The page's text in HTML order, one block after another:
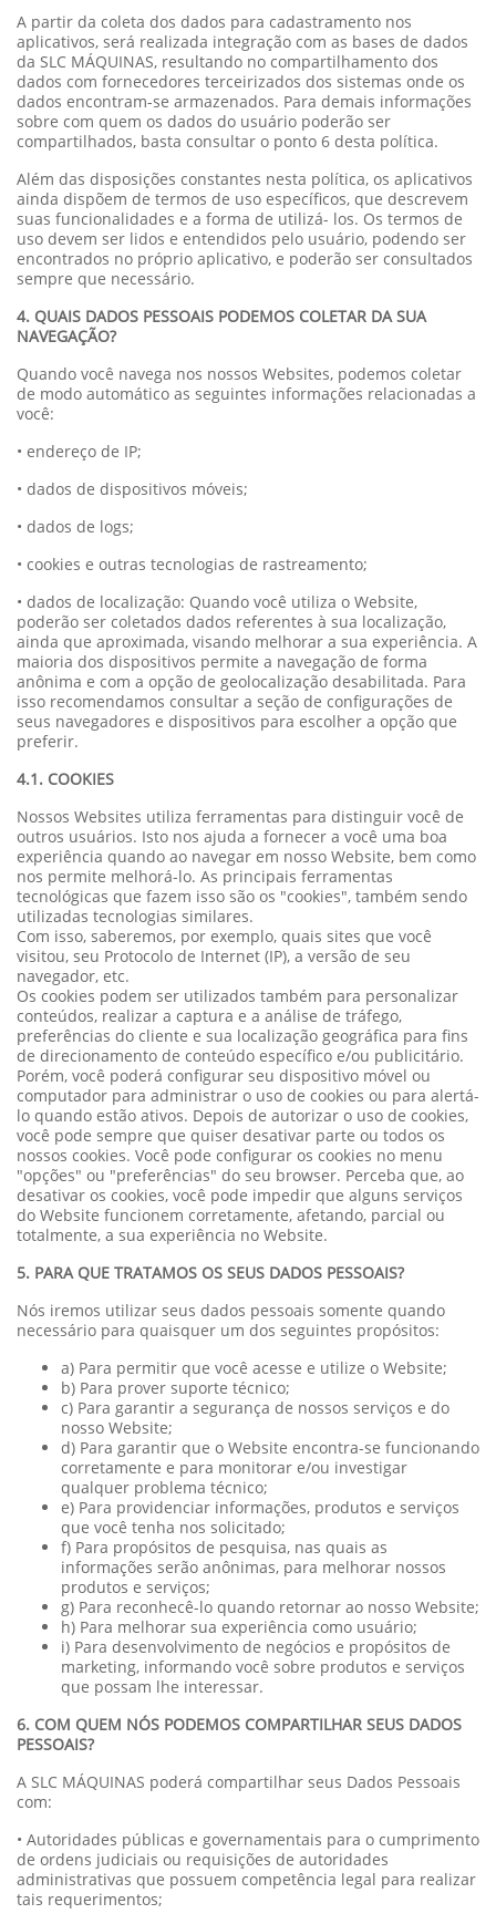
A partir da coleta dos dados para cadastramento nos
aplicativos, será realizada integração com as bases de dados
da SLC MÁQUINAS, resultando no compartilhamento dos
dados com fornecedores terceirizados dos sistemas onde os
dados encontram-se armazenados. Para demais informações
sobre com quem os dados do usuário poderão ser
compartilhados, basta consultar o ponto 6 desta política.
Além das disposições constantes nesta política, os aplicativos
ainda dispõem de termos de uso específicos, que descrevem
suas funcionalidades e a forma de utilizá- los. Os termos de
uso devem ser lidos e entendidos pelo usuário, podendo ser
encontrados no próprio aplicativo, e poderão ser consultados
sempre que necessário.
4. QUAIS DADOS PESSOAIS PODEMOS COLETAR DA SUA
NAVEGAÇÃO?
Quando você navega nos nossos Websites, podemos coletar
de modo automático as seguintes informações relacionadas a
você:
• endereço de IP;
• dados de dispositivos móveis;
• dados de logs;
• cookies e outras tecnologias de rastreamento;
• dados de localização: Quando você utiliza o Website,
poderão ser coletados dados referentes à sua localização,
ainda que aproximada, visando melhorar a sua experiência. A
maioria dos dispositivos permite a navegação de forma
anônima e com a opção de geolocalização desabilitada. Para
isso recomendamos consultar a seção de configurações de
seus navegadores e dispositivos para escolher a opção que
preferir.
4.1. COOKIES
Nossos Websites utiliza ferramentas para distinguir você de
outros usuários. Isto nos ajuda a fornecer a você uma boa
experiência quando ao navegar em nosso Website, bem como
nos permite melhorá-lo. As principais ferramentas
tecnológicas que fazem isso são os "cookies", também sendo
utilizadas tecnologias similares.
Com isso, saberemos, por exemplo, quais sites que você
visitou, seu Protocolo de Internet (IP), a versão de seu
navegador, etc.
Os cookies podem ser utilizados também para personalizar
conteúdos, realizar a captura e a análise de tráfego,
preferências do cliente e sua localização geográfica para fins
de direcionamento de conteúdo específico e/ou publicitário.
Porém, você poderá configurar seu dispositivo móvel ou
computador para administrar o uso de cookies ou para alertá-
lo quando estão ativos. Depois de autorizar o uso de cookies,
você pode sempre que quiser desativar parte ou todos os
nossos cookies. Você pode configurar os cookies no menu
"opções" ou "preferências" do seu browser. Perceba que, ao
desativar os cookies, você pode impedir que alguns serviços
do Website funcionem corretamente, afetando, parcial ou
totalmente, a sua experiência no Website.
5. PARA QUE TRATAMOS OS SEUS DADOS PESSOAIS?
Nós iremos utilizar seus dados pessoais somente quando
necessário para quaisquer um dos seguintes propósitos:
a) Para permitir que você acesse e utilize o Website;
b) Para prover suporte técnico;
c) Para garantir a segurança de nossos serviços e do
nosso Website;
d) Para garantir que o Website encontra-se funcionando
corretamente e para monitorar e/ou investigar
qualquer problema técnico;
e) Para providenciar informações, produtos e serviços
que você tenha nos solicitado;
f) Para propósitos de pesquisa, nas quais as
informações serão anônimas, para melhorar nossos
produtos e serviços;
g) Para reconhecê-lo quando retornar ao nosso Website;
h) Para melhorar sua experiência como usuário;
i) Para desenvolvimento de negócios e propósitos de
marketing, informando você sobre produtos e serviços
que possam lhe interessar.
6. COM QUEM NÓS PODEMOS COMPARTILHAR SEUS DADOS
PESSOAIS?
A SLC MÁQUINAS poderá compartilhar seus Dados Pessoais
com:
• Autoridades públicas e governamentais para o cumprimento
de ordens judiciais ou requisições de autoridades
administrativas que possuem competência legal para realizar
tais requerimentos;